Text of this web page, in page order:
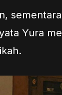
Yura